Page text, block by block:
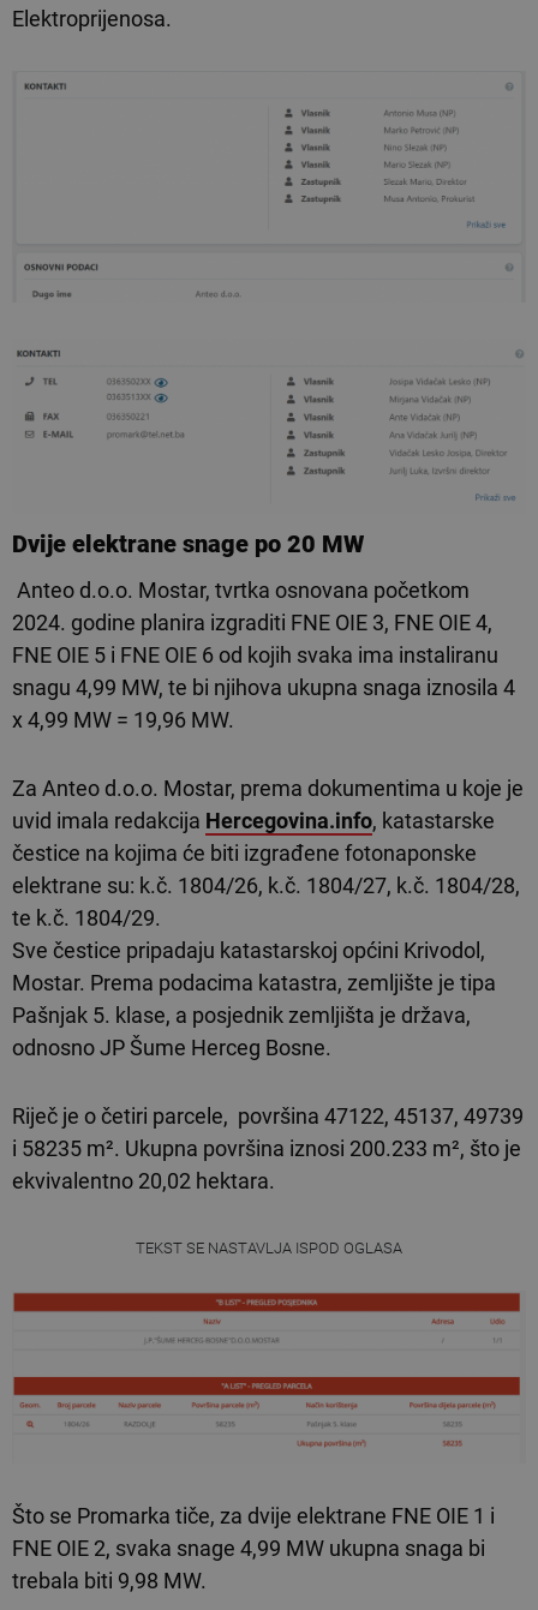
Elektroprijenosa.
Dvije elektrane snage po 20 MW
Anteo d.o.o. Mostar, tvrtka osnovana početkom
2024. godine planira izgraditi FNE OIE 3, FNE OIE 4,
FNE OIE 5 i FNE OIE 6 od kojih svaka ima instaliranu
snagu 4,99 MW, te bi njihova ukupna snaga iznosila 4
x 4,99 MW = 19,96 MW.
Za Anteo d.o.o. Mostar, prema dokumentima u koje je
uvid imala redakcija Hercegovina.info, katastarske
čestice na kojima će biti izgrađene fotonaponske
elektrane su: k.č. 1804/26, k.č. 1804/27, k.č. 1804/28,
te k.č. 1804/29.
Sve čestice pripadaju katastarskoj općini Krivodol,
Mostar. Prema podacima katastra, zemljište je tipa
Pašnjak 5. klase, a posjednik zemljišta je država,
odnosno JP Šume Herceg Bosne.
Riječ je o četiri parcele, površina 47122, 45137, 49739
i 58235 m². Ukupna površina iznosi 200.233 m², što je
ekvivalentno 20,02 hektara.
TEKST SE NASTAVLJA ISPOD OGLASA
Što se Promarka tiče, za dvije elektrane FNE OIE 1 i
FNE OIE 2, svaka snage 4,99 MW ukupna snaga bi
trebala biti 9,98 MW.